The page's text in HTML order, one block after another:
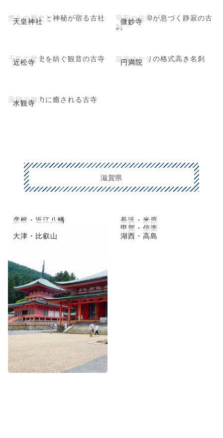
天皇神社
悠久の歴史と神秘が宿る古社 微妙寺
平安の信仰が息づく静寂の古
刹
近松寺
千年の歴史を紡ぐ観音の古寺 円満院
皇族ゆかりの格式高き名刹
水観寺
薬師の御力に癒される古寺
滋賀県
彦根・近江八幡
長浜・米原
甲賀・信楽
大津・比叡山
湖西・高島